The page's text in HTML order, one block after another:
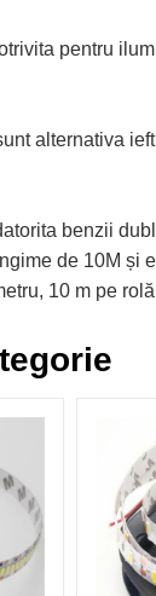
pentru
alternativa
benzii
de 10M și
10 m pe